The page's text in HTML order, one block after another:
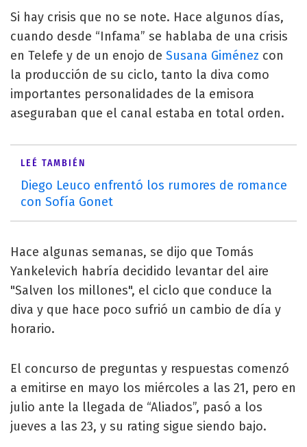
Si hay crisis que no se note. Hace algunos días,
cuando desde “Infama” se hablaba de una crisis
en Telefe y de un enojo de Susana Giménez con
la producción de su ciclo, tanto la diva como
importantes personalidades de la emisora
aseguraban que el canal estaba en total orden.
LEÉ TAMBIÉN
Diego Leuco enfrentó los rumores de romance
con Sofía Gonet
Hace algunas semanas, se dijo que Tomás
Yankelevich habría decidido levantar del aire
"Salven los millones", el ciclo que conduce la
diva y que hace poco sufrió un cambio de día y
horario.
El concurso de preguntas y respuestas comenzó
a emitirse en mayo los miércoles a las 21, pero en
julio ante la llegada de “Aliados”, pasó a los
jueves a las 23, y su rating sigue siendo bajo.